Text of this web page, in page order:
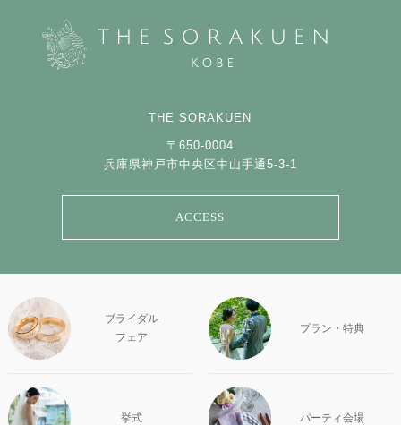
THE SORAKUEN
〒650-0004
兵庫県神戸市中央区中山手通5-3-1
ACCESS
ブライダル
フェア
プラン・特典
挙式 パーティ会場